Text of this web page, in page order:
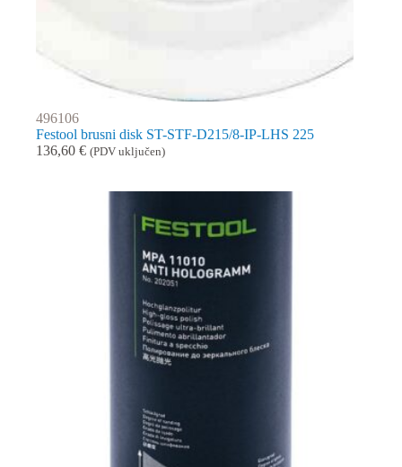
496106
Festool brusni disk ST-STF-D215/8-IP-LHS 225
136,60 € (PDV uključen)